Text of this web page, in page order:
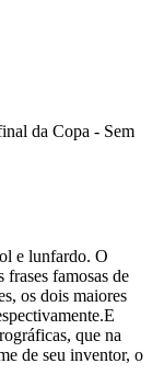
da Copa - Sem
e lunfardo. O
famosas de
os dois maiores
que na
de seu inventor, o